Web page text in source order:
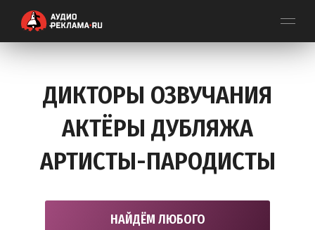
ДИКТОРЫ ОЗВУЧАНИЯ
АКТЁРЫ ДУБЛЯЖА
АРТИСТЫ-ПАРОДИСТЫ
НАЙДЁМ ЛЮБОГО